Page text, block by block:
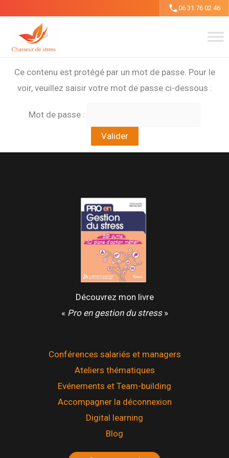
contenu
06 31 76 02 46
Ce contenu est protégé par un mot de passe. Pour le
voir, veuillez saisir votre mot de passe ci-dessous :
Mot de passe :
Découvrez mon livre
« Pro en gestion du stress»
Conférences salariés et managers
Ateliers thématiques
Evénements et Team-building
Accompagner la déconnexion
Digital learning
Blog